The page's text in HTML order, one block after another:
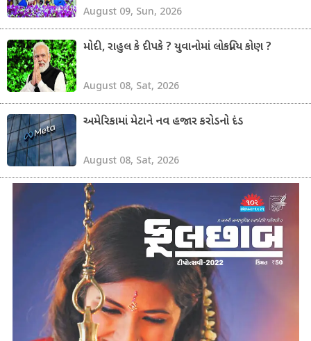
August 09, Sun, 2026
મોદી, રાહુલ કે દીપકે ? યુવાનોમાં લોકપ્રિય કોણ ?
August 08, Sat, 2026
અમેરિકામાં મેટાને નવ હજાર કરોડનો દંડ
August 08, Sat, 2026